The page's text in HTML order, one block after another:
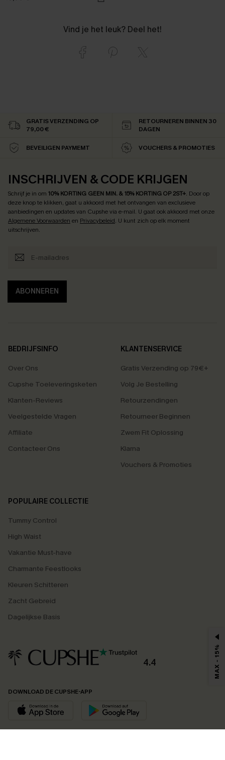
Vind je het leuk? Deel het!
GRATIS VERZENDING OP
79,00 €
RETOURNEREN BINNEN 30
DAGEN
BEVEILIGEN PAYMEMT VOUCHERS & PROMOTIES
INSCHRIJVEN & CODE KRIJGEN
Schrijf je in om 10% KORTING GEEN MIN. & 15% KORTING OP 2ST+. Door op
deze knop te klikken, gaat u akkoord met het ontvangen van exclusieve
aanbiedingen en updates van Cupshe via e-mail. U gaat ook akkoord met onze
Algemene Voorwaarden en Privacybeleid. U kunt zich op elk moment
uitschrijven.
ABONNEREN
BEDRIJFSINFO
Over Ons
Cupshe Toeleveringsketen
Klanten-Reviews
Veelgestelde Vragen
Affiliate
Contacteer Ons
KLANTENSERVICE
Gratis Verzending op 79€+
Volg Je Bestelling
Retourzendingen
Retourneer Beginnen
Zwem Fit Oplossing
Klarna
Vouchers & Promoties
POPULAIRE COLLECTIE
Tummy Control
High Waist
Vakantie Must-have
Charmante Feestlooks
Kleuren Schitteren
Zacht Gebreid
Dagelijkse Basis
4.4
DOWNLOAD DE CUPSHE-APP
MAX - 15%